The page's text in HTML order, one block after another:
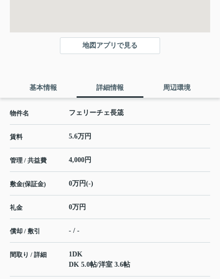
地図アプリで見る
基本情報 詳細情報 周辺環境
物件名 フェリーチェ長筬
賃料 5.6万円
管理 / 共益費 4,000円
敷金(保証金) 0万円(-)
礼金 0万円
償却 / 敷引 - / -
間取り / 詳細
1DK
DK 5.0帖/洋室 3.6帖